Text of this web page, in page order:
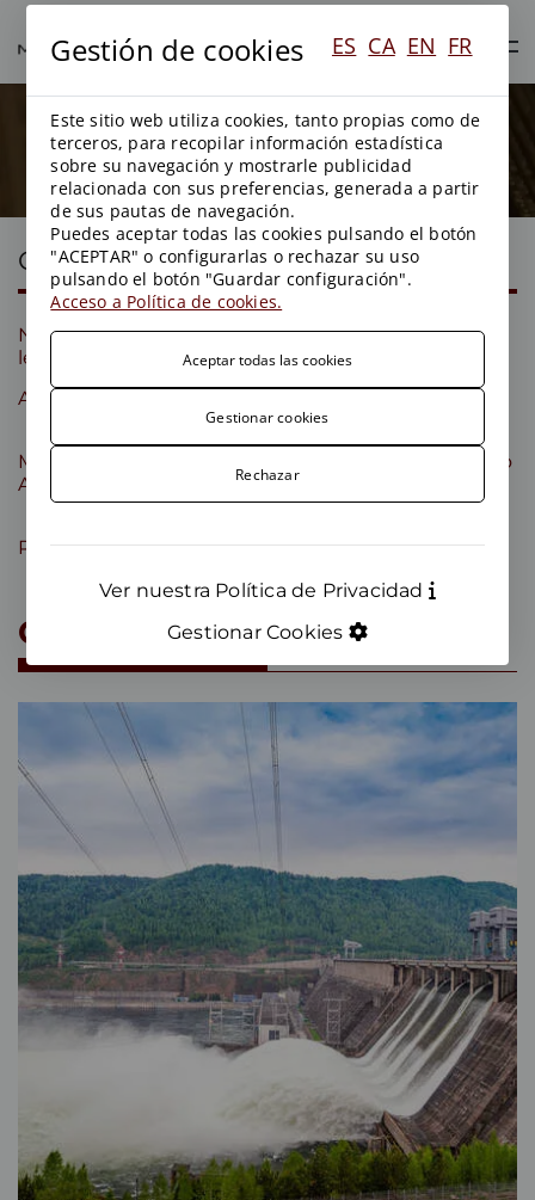
Blog
Compartimos conocimiento
Categorías
Novedades
legislativas
General Blog
Aguas
administrativa
Medio
Ambiente
Planeamiento
urbanismo
Residuos
Otros
Gestión de cookies ES CA EN FR
Este sitio web utiliza cookies, tanto propias como de
terceros, para recopilar información estadística
sobre su navegación y mostrarle publicidad
relacionada con sus preferencias, generada a partir
de sus pautas de navegación.
Puedes aceptar todas las cookies pulsando el botón
"ACEPTAR" o configurarlas o rechazar su uso
pulsando el botón "Guardar configuración".
Acceso a Política de cookies.
Aceptar todas las cookies
Gestionar cookies
Rechazar
Ver nuestra Política de Privacidad
Gestionar Cookies